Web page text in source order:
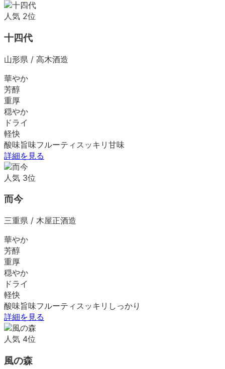
人気 2位
十四代
山形県 / 高木酒造
華やか
芳醇
重厚
穏やか
ドライ
軽快
酸味旨味フルーティ スッキリ 甘味
詳細を見る
人気 3位
而今
三重県 / 木屋正酒造
華やか
芳醇
重厚
穏やか
ドライ
軽快
酸味旨味フルーティ スッキリ しっかり
詳細を見る
人気 4位
風の森